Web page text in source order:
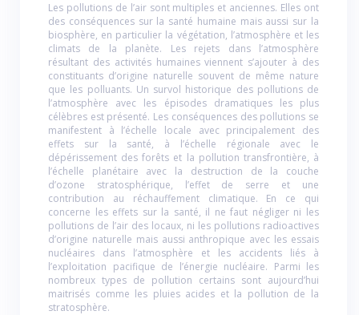
Les pollutions de l’air sont multiples et anciennes. Elles ont
des conséquences sur la santé humaine mais aussi sur la
biosphère, en particulier la végétation, l’atmosphère et les
climats de la planète. Les rejets dans l’atmosphère
résultant des activités humaines viennent s’ajouter à des
constituants d’origine naturelle souvent de même nature
que les polluants. Un survol historique des pollutions de
l’atmosphère avec les épisodes dramatiques les plus
célèbres est présenté. Les conséquences des pollutions se
manifestent à l’échelle locale avec principalement des
effets sur la santé, à l’échelle régionale avec le
dépérissement des forêts et la pollution transfrontière, à
l’échelle planétaire avec la destruction de la couche
d’ozone stratosphérique, l’effet de serre et une
contribution au réchauffement climatique. En ce qui
concerne les effets sur la santé, il ne faut négliger ni les
pollutions de l’air des locaux, ni les pollutions radioactives
d’origine naturelle mais aussi anthropique avec les essais
nucléaires dans l’atmosphère et les accidents liés à
l’exploitation pacifique de l’énergie nucléaire. Parmi les
nombreux types de pollution certains sont aujourd’hui
maitrisés comme les pluies acides et la pollution de la
stratosphère.